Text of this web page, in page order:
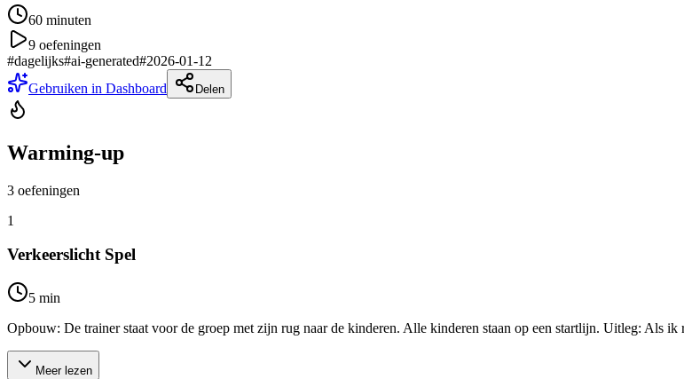
60 minuten
9 oefeningen
#dagelijks#ai-generated#2026-01-12
Gebruiken in Dashboard
Delen
Warming-up
3 oefeningen
1
Verkeerslicht Spel
5 min
Opbouw: De trainer staat voor de groep met zijn rug naar de kinderen. Alle kinderen staan op een startlijn. Uitleg: Als
Meer lezen